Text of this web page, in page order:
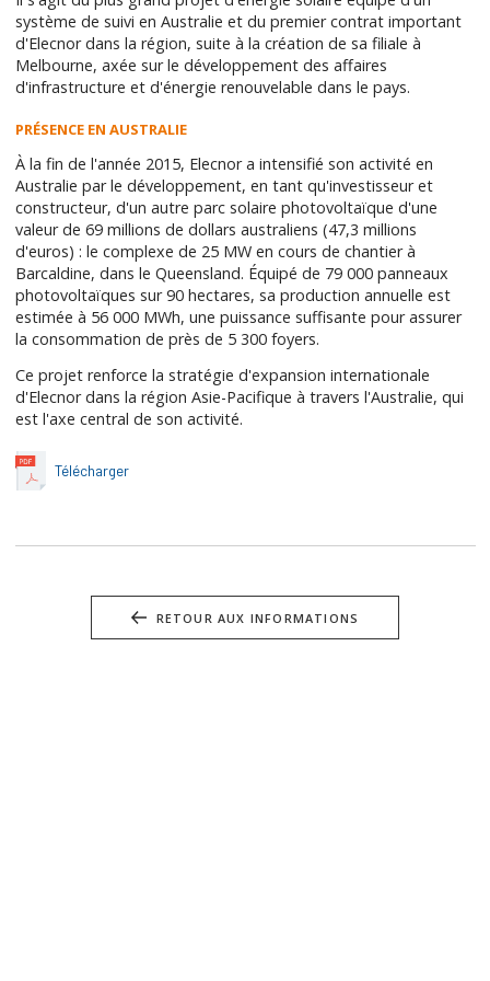
système de suivi en Australie et du premier contrat important
d'Elecnor dans la région, suite à la création de sa filiale à
Melbourne, axée sur le développement des affaires
d'infrastructure et d'énergie renouvelable dans le pays.
PRÉSENCE EN AUSTRALIE
À la fin de l'année 2015, Elecnor a intensifié son activité en
Australie par le développement, en tant qu'investisseur et
constructeur, d'un autre parc solaire photovoltaïque d'une
valeur de 69 millions de dollars australiens (47,3 millions
d'euros) : le complexe de 25 MW en cours de chantier à
Barcaldine, dans le Queensland. Équipé de 79 000 panneaux
photovoltaïques sur 90 hectares, sa production annuelle est
estimée à 56 000 MWh, une puissance suffisante pour assurer
la consommation de près de 5 300 foyers.
Ce projet renforce la stratégie d'expansion internationale
d'Elecnor dans la région Asie-Pacifique à travers l'Australie, qui
est l'axe central de son activité.
Télécharger
RETOUR AUX INFORMATIONS